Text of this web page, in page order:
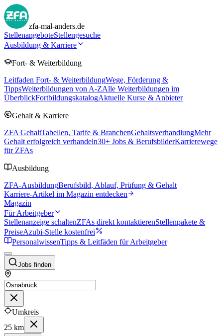
zfa-mal-anders.de
StellenangeboteStellengesuche
Ausbildung & Karriere
Fort- & Weiterbildung
Leitfaden Fort- & WeiterbildungWege, Förderung &
TippsWeiterbildungen von A-ZAlle Weiterbildungen im
ÜberblickFortbildungskatalogAktuelle Kurse & Anbieter
Gehalt & Karriere
ZFA GehaltTabellen, Tarife & BranchenGehaltsverhandlungMehr
Gehalt erfolgreich verhandeln30+ Jobs & BerufsbilderKarrierewege
für ZFAs
Ausbildung
ZFA-AusbildungBerufsbild, Ablauf, Prüfung & Gehalt
Karriere-Artikel im Magazin entdecken
Magazin
Für Arbeitgeber
Stellenanzeige schaltenZFAs direkt kontaktierenStellenpakete &
PreiseAzubi-Stelle kostenfrei
PersonalwissenTipps & Leitfäden für Arbeitgeber
Jobs finden
Umkreis
25 km